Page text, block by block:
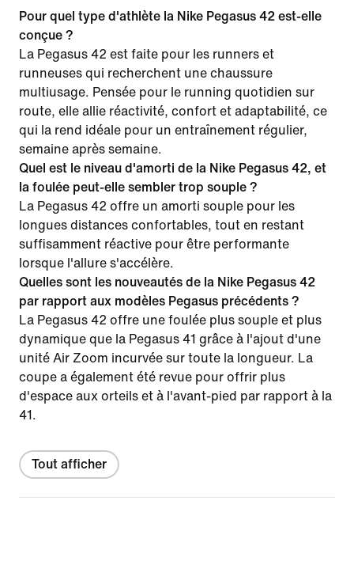
Pour quel type d'athlète la Nike Pegasus 42 est-elle
conçue ?
La Pegasus 42 est faite pour les runners et
runneuses qui recherchent une chaussure
multiusage. Pensée pour le running quotidien sur
route, elle allie réactivité, confort et adaptabilité, ce
qui la rend idéale pour un entraînement régulier,
semaine après semaine.
Quel est le niveau d'amorti de la Nike Pegasus 42, et
la foulée peut-elle sembler trop souple ?
La Pegasus 42 offre un amorti souple pour les
longues distances confortables, tout en restant
suffisamment réactive pour être performante
lorsque l'allure s'accélère.
Quelles sont les nouveautés de la Nike Pegasus 42
par rapport aux modèles Pegasus précédents ?
La Pegasus 42 offre une foulée plus souple et plus
dynamique que la Pegasus 41 grâce à l'ajout d'une
unité Air Zoom incurvée sur toute la longueur. La
coupe a également été revue pour offrir plus
d'espace aux orteils et à l'avant-pied par rapport à la
41.
Tout afficher